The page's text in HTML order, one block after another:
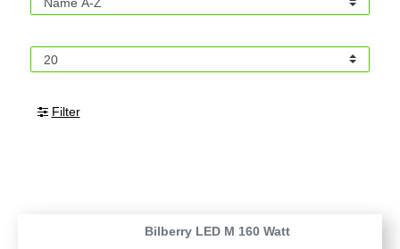
Filter
Bilberry LED M 160 Watt